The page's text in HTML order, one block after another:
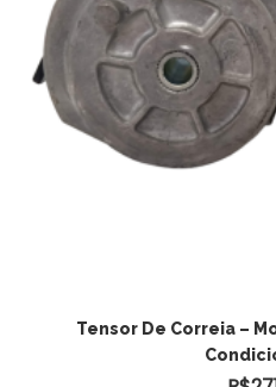
Tensor De Correia –